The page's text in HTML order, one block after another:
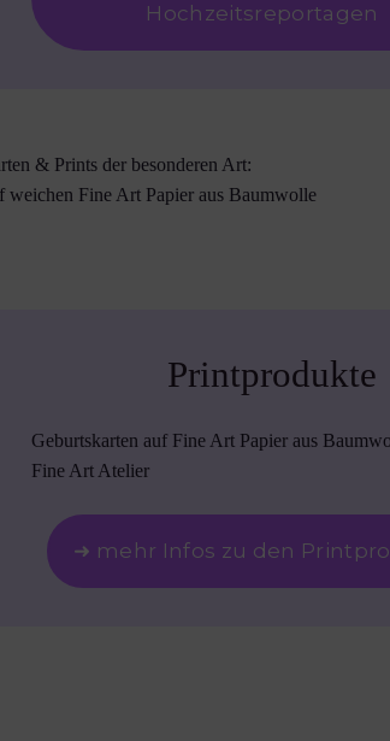
Hochzeitsreportagen
& Prints der besonderen Art:
weichen Fine Art Papier aus Baumwolle
Printprodukte
Geburtskarten auf Fine Art Papier aus
Fine Art Atelier
➜ mehr Infos zu den